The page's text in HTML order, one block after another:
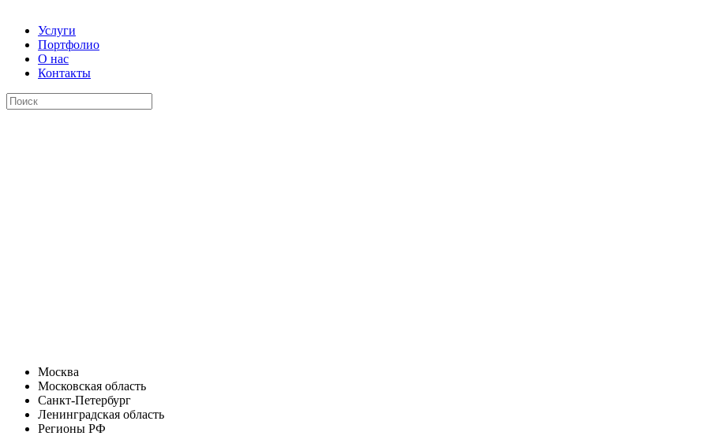
Услуги
Портфолио
О нас
Контакты
Москва
Московская область
Санкт-Петербург
Ленинградская область
Регионы РФ